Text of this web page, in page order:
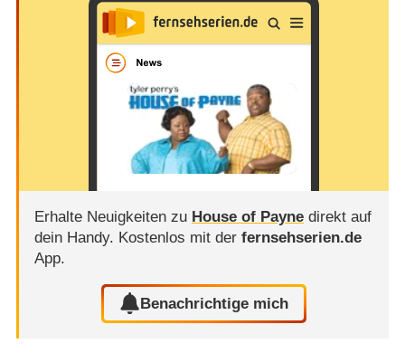
Erhalte Neuigkeiten zu House of Paynedirekt auf
dein Handy. Kostenlos mit der fernsehserien.de
App.
Benachrichtige mich